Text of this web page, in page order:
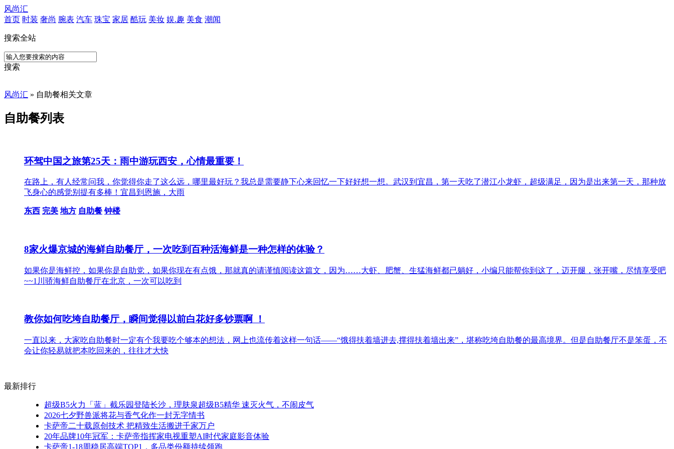
风尚汇
首页 时装 奢尚 腕表 汽车 珠宝 家居 酷玩 美妆 娱.趣 美食 潮闻
搜索全站
搜索
风尚汇 » 自助餐相关文章
自助餐列表
环驾中国之旅第25天：雨中游玩西安，心情最重要！
在路上，有人经常问我，你觉得你走了这么远，哪里最好玩？我总是需要静下心来回忆一下好好想一想。武汉到宜昌，第一天吃了潜江小龙虾，超级满足，因为是出来第一天，那种放
飞身心的感觉别提有多棒！宜昌到恩施，大雨
东西 完美 地方 自助餐 钟楼
8家火爆京城的海鲜自助餐厅，一次吃到百种活海鲜是一种怎样的体验？
如果你是海鲜控，如果你是自助党，如果你现在有点饿，那就真的请谨慎阅读这篇文，因为……大虾、肥蟹、生猛海鲜都已躺好，小编只能帮你到这了，迈开腿，张开嘴，尽情享受吧
~~1川骄海鲜自助餐厅在北京，一次可以吃到
教你如何吃垮自助餐厅，瞬间觉得以前白花好多钞票啊 ！
一直以来，大家吃自助餐时一定有个我要吃个够本的想法，网上也流传着这样一句话——“饿得扶着墙进去,撑得扶着墙出来”，堪称吃垮自助餐的最高境界。但是自助餐厅不是笨蛋，不
会让你轻易就把本吃回来的，往往才大快
最新排行
超级B5火力「蓝」截乐园登陆长沙，理肤泉超级B5精华 速灭火气，不闹皮气
2026七夕野兽派将花与香气化作一封无字情书
卡萨帝二十载原创技术 把精致生活搬进千家万户
20年品牌10年冠军：卡萨帝指挥家电视重塑AI时代家庭影音体验
卡萨帝1-18周稳居高端TOP1，多品类份额持续领跑